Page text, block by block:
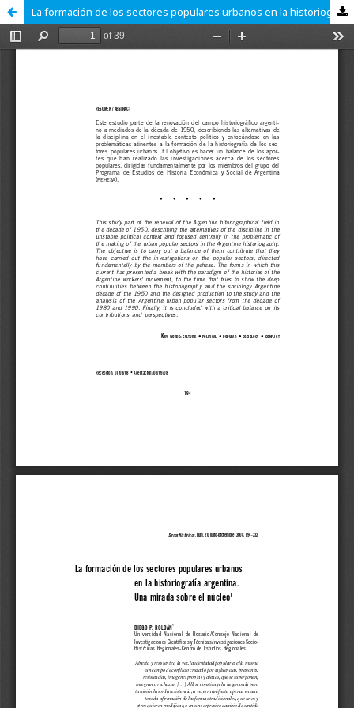
La formación de los sectores populares urbanos en la historiografía argentina. Una mirada sobre el núcleo